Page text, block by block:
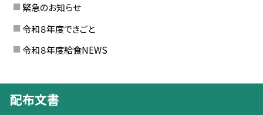
緊急のお知らせ
令和８年度できごと
令和８年度給食NEWS
配布文書